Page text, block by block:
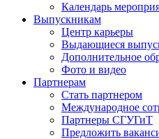
Календарь
Выпускникам
Центр карьеры
Выдающиеся
Дополнительное
Фото и видео
Партнерам
Стать партнером
Международное
Партнеры СГУГиТ
Предложить